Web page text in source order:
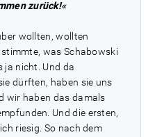
zurück!«
wollten, wollten
was Schabowski
ja nicht. Und da
dürften, haben sie uns
wir haben das damals
Und die ersten,
riesig. So nach dem